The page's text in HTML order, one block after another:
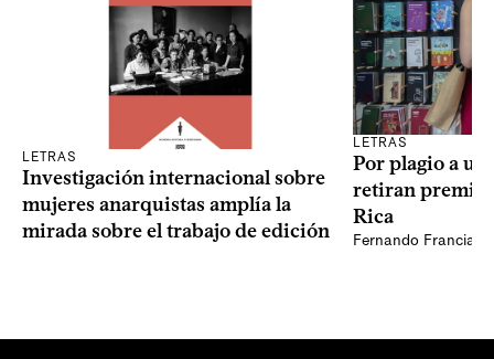
LETRAS
Investigación internacional sobre
mujeres anarquistas amplía la
mirada sobre el trabajo de edición
LETRAS
Por plagio a
retiran premio
Rica
Fernando Francia,